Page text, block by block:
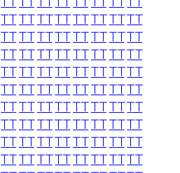
TTTTTTTTTTTTTTTT
TTTTTTTTTTTTTTTT
TTTTTTTTTTTTTTTT
TTTTTTTTTTTTTTTT
TTTTTTTTTTTTTTTT
TTTTTTTTTTTTTTTT
TTTTTTTTTTTTTTTT
TTTTTTTTTTTTTTTT
TTTTTTTTTTTTTTTT